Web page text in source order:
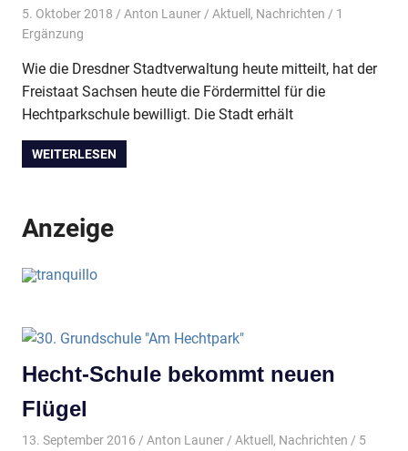
5. Oktober 2018 Anton Launer Aktuell , Nachrichten / 1
Ergänzung
Wie die Dresdner Stadtverwaltung heute mitteilt, hat der
Freistaat Sachsen heute die Fördermittel für die
Hechtparkschule bewilligt. Die Stadt erhält
WEITERLESEN
Anzeige
Hecht-Schule bekommt neuen
Flügel
13. September 2016 Anton Launer Aktuell , Nachrichten / 5